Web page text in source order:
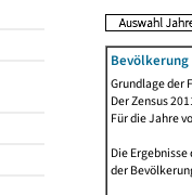
Grundlage der
Der Zensus
Für die Jahre
Die
der